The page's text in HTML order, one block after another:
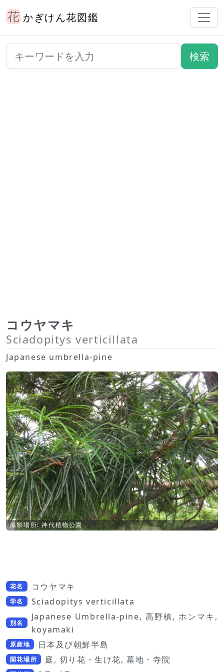
かぎけん花図鑑
コウヤマキ
Sciadopitys verticillata
Japanese umbrella-pine
撮影場所: 神代植物公園
花名 コウヤマキ
学名 Sciadopitys verticillata
別名
Japanese Umbrella-pine, 高野槙, ホンマキ,
koyamaki
原産地 日本及び朝鮮半島
開花場所 庭, 切り花・生け花, 墓地・寺院